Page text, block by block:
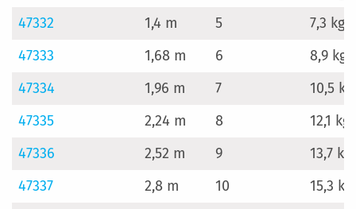
47332
1,4 m 5
7,3 kg
47333
1,68 m 6
8,9 kg
47334
1,96 m 7
10,5 kg
47335
2,24 m 8
12,1 kg
47336
2,52 m 9
13,7 kg
47337
2,8 m 10
15,3 kg